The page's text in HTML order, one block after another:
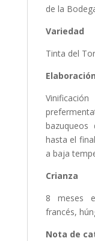
de la
Variedad
Tinta del
Elaboración
hasta el
a baja
Crianza
8 meses
francés,
Nota de